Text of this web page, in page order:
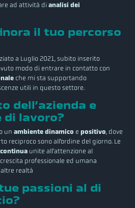
ad attività dianalisi dei
il tuo percorso
a Luglio 2021, subito inserito
modo di entrare in contatto con
che mi sta supportando
utili in questo settore.
dell’azienda e
di lavoro?
unambiente dinamico epositivo, dove
reciproco sono all’ordine del giorno. Le
unite all’attenzione al
professionale ed umana
realtà
passioni al di